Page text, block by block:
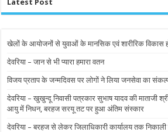
Latest Post
खेलों के आयोजनों से युवाओं के मानसिक एवं शारीरिक विकास
देवरिया – जान से भी प्यारा हमारा वतन
विजय प्रताप के जन्मदिवस पर लोगों ने लिया जनसेवा का
देवरिया – खुखुन्दू निवासी पत्रकार सुभाष यादव की माताजी
आयु में निधन, बरहज सरयू तट पर हुआ अंतिम संस्कार
देवरिया – बरहज से लेकर जिलाधिकारी कार्यालय तक निकाली